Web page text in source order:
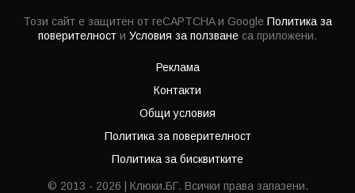
Този сайт е защитен от reCAPTCHA и Google Политика за
поверителност и Условия за ползване са приложени.
Реклама
Контакти
Общи условия
Политика за поверителност
Политика за бисквитките
© 2013 - 2026 | Клюки.БГ. Всички права запазени.